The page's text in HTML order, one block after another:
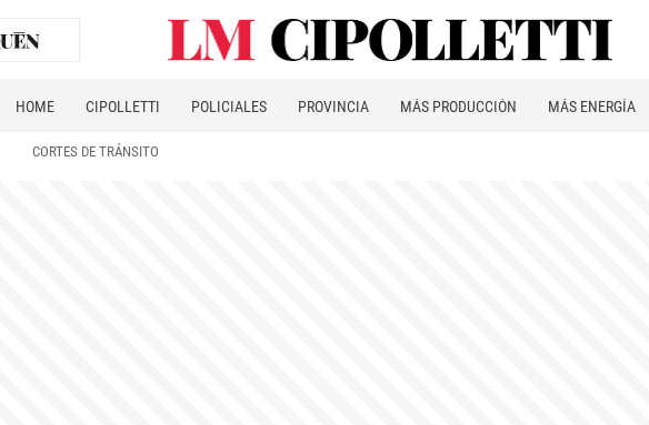
HOME CIPOLLETTI POLICIALES PROVINCIA MÁS PRODUCCIÓN MÁS ENERGÍA
CORTES DE TRÁNSITO